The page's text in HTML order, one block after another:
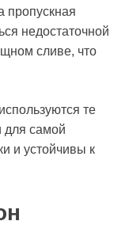
пропускная
недостаточной
сливе, что
те
для самой
и устойчивы к